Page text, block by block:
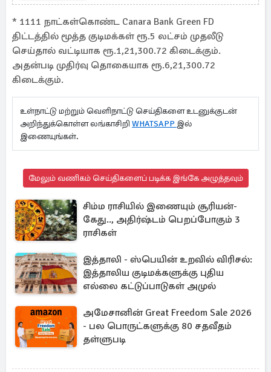
* 1111 நாட்கள்கொண்ட Canara Bank Green FD
திட்டத்தில் மூத்த குடிமக்கள் ரூ.5 லட்சம் முதலீடு
செய்தால் வட்டியாக ரூ.1,21,300.72 கிடைக்கும்.
அதன்படி முதிர்வு தொகையாக ரூ.6,21,300.72
கிடைக்கும்.
உள்நாட்டு மற்றும் வெளிநாட்டு செய்திகளை உடனுக்குடன்
அறிந்துக்கொள்ள லங்காசிறி WHATSAPP இல்
இணையுங்கள்.
மேலும் வணிகம் செய்திகளைப் படிக்க இங்கே அழுத்தவும்
சிம்ம ராசியில் இணையும் சூரியன்-
கேது.., அதிர்ஷ்டம் பெறப்போகும் 3
ராசிகள்
இத்தாலி - ஸ்பெயின் உறவில் விரிசல்:
இத்தாலிய குடிமக்களுக்கு புதிய
எல்லை கட்டுப்பாடுகள் அமுல்
அமேசானின் Great Freedom Sale 2026
- பல பொருட்களுக்கு 80 சதவீதம்
தள்ளுபடி